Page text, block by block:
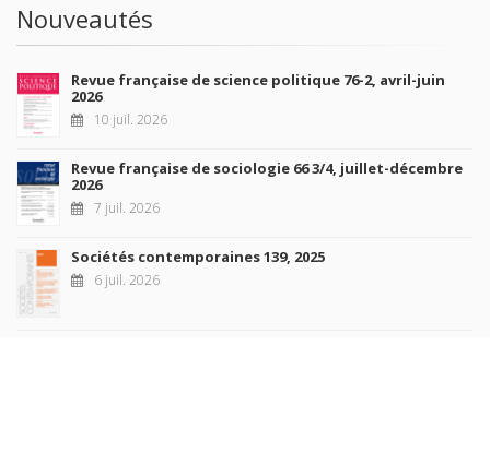
Nouveautés
Revue française de science politique 76-2, avril-juin
2026
10 juil. 2026
Revue française de sociologie 66 3/4, juillet-décembre
2026
7 juil. 2026
Sociétés contemporaines 139, 2025
6 juil. 2026